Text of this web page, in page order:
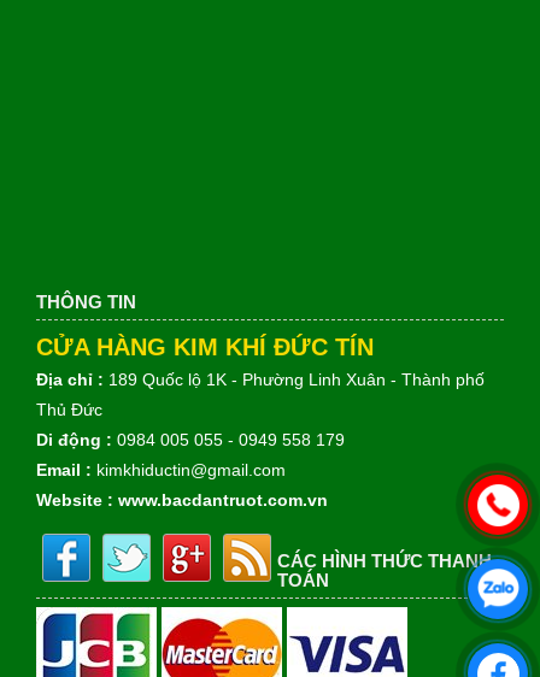
THÔNG TIN
CỬA HÀNG KIM KHÍ ĐỨC TÍN
Địa chỉ : 189 Quốc lộ 1K - Phường Linh Xuân - Thành phố
Thủ Đức
Di động : 0984 005 055 - 0949 558 179
Email : kimkhiductin@gmail.com
Website : www.bacdantruot.com.vn
CÁC HÌNH THỨC THANH
TOÁN